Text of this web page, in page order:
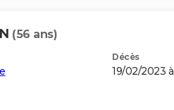
(56 ans)
Décès
19/02/2023 à